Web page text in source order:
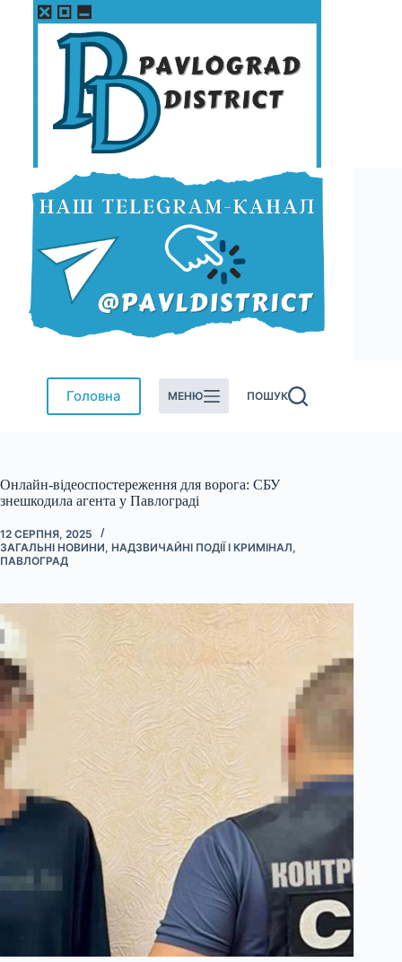
Перейти
Головна МЕНЮ ПОШУК
Онлайн-відеоспостереження для ворога: СБУ
знешкодила агента у Павлограді
12 СЕРПНЯ, 2025
ЗАГАЛЬНІ НОВИНИ, НАДЗВИЧАЙНІ ПОДІЇ І КРИМІНАЛ,
ПАВЛОГРАД